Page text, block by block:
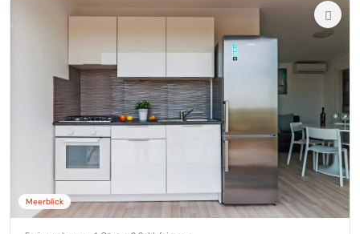
Meerblick